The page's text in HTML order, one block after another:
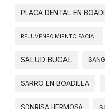
PLACA DENTAL EN
REJUVENECIMIENTO FACIAL
SALUD BUCAL
SARRO EN BOADILLA
SONRISA HERMOSA